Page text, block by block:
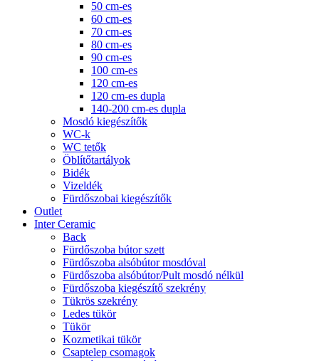
50 cm-es
60 cm-es
70 cm-es
80 cm-es
90 cm-es
100 cm-es
120 cm-es
120 cm-es dupla
140-200 cm-es dupla
Mosdó kiegészítők
WC-k
WC tetők
Öblítőtartályok
Bidék
Vizeldék
Fürdőszobai kiegészítők
Outlet
Inter Ceramic
Back
Fürdőszoba bútor szett
Fürdőszoba alsóbútor mosdóval
Fürdőszoba alsóbútor/Pult mosdó nélkül
Fürdőszoba kiegészítő szekrény
Tükrös szekrény
Ledes tükör
Tükör
Kozmetikai tükör
Csaptelep csomagok